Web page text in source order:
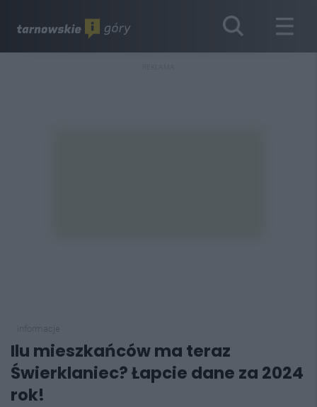
Ilu mieszkańców ma teraz
Świerklaniec? Łapcie dane za 2024
rok!